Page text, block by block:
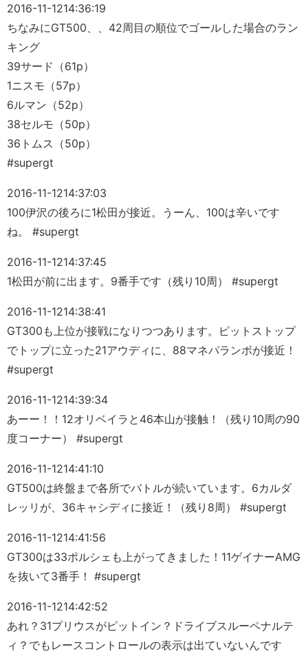
2016-11-1214:36:19
ちなみにGT500、、42周目の順位でゴールした場合のラン
キング
39サード（61p）
1ニスモ（57p）
6ルマン（52p）
38セルモ（50p）
36トムス（50p）
#supergt
2016-11-1214:37:03
100伊沢の後ろに1松田が接近。うーん、100は辛いです
ね。 #supergt
2016-11-1214:37:45
1松田が前に出ます。9番手です（残り10周） #supergt
2016-11-1214:38:41
GT300も上位が接戦になりつつあります。ピットストップ
でトップに立った21アウディに、88マネパランボが接近！
#supergt
2016-11-1214:39:34
あーー！！12オリベイラと46本山が接触！（残り10周の90
度コーナー） #supergt
2016-11-1214:41:10
GT500は終盤まで各所でバトルが続いています。6カルダ
レッリが、36キャシディに接近！（残り8周） #supergt
2016-11-1214:41:56
GT300は33ポルシェも上がってきました！11ゲイナーAMG
を抜いて3番手！ #supergt
2016-11-1214:42:52
あれ？31プリウスがピットイン？ドライブスルーペナルテ
ィ？でもレースコントロールの表示は出ていないんです